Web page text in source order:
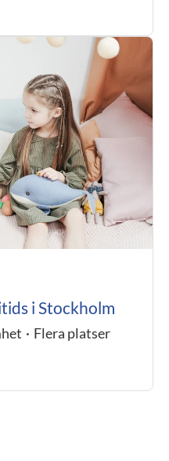
i Stockholm
· Flera platser